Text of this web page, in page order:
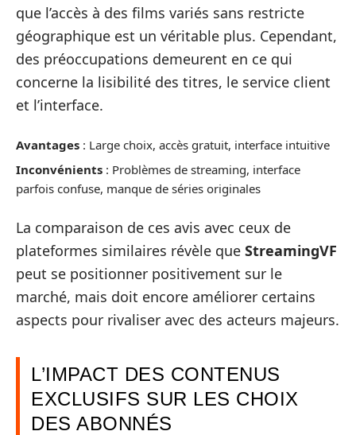
que l’accès à des films variés sans restricte
géographique est un véritable plus. Cependant,
des préoccupations demeurent en ce qui
concerne la lisibilité des titres, le service client
et l’interface.
Avantages : Large choix, accès gratuit, interface intuitive
Inconvénients : Problèmes de streaming, interface
parfois confuse, manque de séries originales
La comparaison de ces avis avec ceux de
plateformes similaires révèle que StreamingVF
peut se positionner positivement sur le
marché, mais doit encore améliorer certains
aspects pour rivaliser avec des acteurs majeurs.
L’IMPACT DES CONTENUS
EXCLUSIFS SUR LES CHOIX
DES ABONNÉS